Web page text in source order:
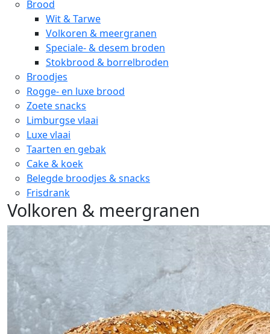
Brood
Wit & Tarwe
Volkoren & meergranen
Speciale- & desem broden
Stokbrood & borrelbroden
Broodjes
Rogge- en luxe brood
Zoete snacks
Limburgse vlaai
Luxe vlaai
Taarten en gebak
Cake & koek
Belegde broodjes & snacks
Frisdrank
Volkoren & meergranen